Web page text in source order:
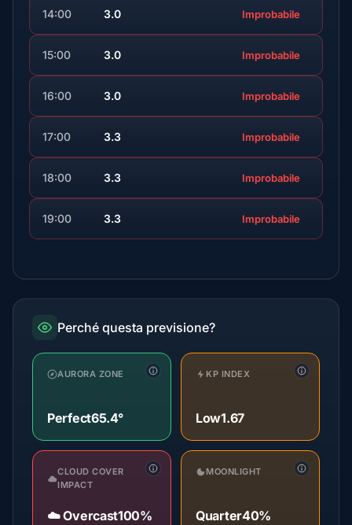
14:00 3.0 Improbabile
15:00 3.0 Improbabile
16:00 3.0 Improbabile
17:00 3.3 Improbabile
18:00 3.3 Improbabile
19:00 3.3 Improbabile
Perché questa previsione?
AURORA ZONE
Perfect65.4°
KP INDEX
Low1.67
CLOUD COVER
IMPACT
☁️ Overcast100%
MOONLIGHT
Quarter40%